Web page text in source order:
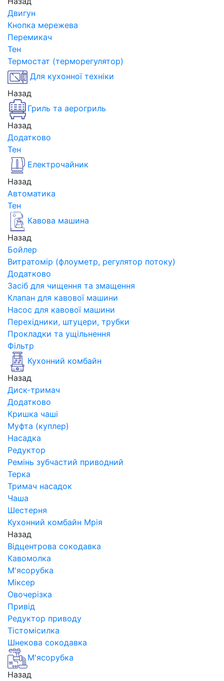
Двигун
Кнопка мережева
Перемикач
Тен
Термостат (терморегулятор)
Для кухонної техніки
Назад
Гриль та аерогриль
Назад
Додатково
Тен
Електрочайник
Назад
Автоматика
Тен
Кавова машина
Назад
Бойлер
Витратомір (флоуметр, регулятор потоку)
Додатково
Засіб для чищення та змащення
Клапан для кавової машини
Насос для кавової машини
Перехідники, штуцери, трубки
Прокладки та ущільнення
Фільтр
Кухонний комбайн
Назад
Диск-тримач
Додатково
Кришка чаші
Муфта (куплер)
Насадка
Редуктор
Ремінь зубчастий приводний
Терка
Тримач насадок
Чаша
Шестерня
Кухонний комбайн Мрія
Назад
Відцентрова сокодавка
Кавомолка
М'ясорубка
Міксер
Овочерізка
Привід
Редуктор приводу
Тістомісилка
Шнекова сокодавка
М'ясорубка
Назад